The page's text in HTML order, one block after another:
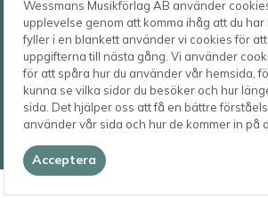
Wessmans Musikförlag AB använder
upplevelse genom att komma ihåg att du har
fyller i en blankett använder vi cookies för
uppgifterna till nästa gång. Vi använder
för att spåra hur du använder vår hemsida,
kunna se vilka sidor du besöker och hur
sida. Det hjälper oss att få en bättre
använder vår sida och hur de kommer in på
Acceptera
621 41 VISBY
Postadress
Box 1253
621 23 VISBY
Telefon
0498-22
E-post
© 2026
Wessmans Musikförlag AB
2026.4.1.22754